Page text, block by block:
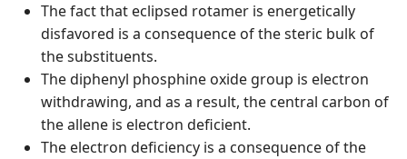
The fact that eclipsed rotamer is energetically
disfavored is a consequence of the steric bulk of
the substituents.
The diphenyl phosphine oxide group is electron
withdrawing, and as a result, the central carbon of
the allene is electron deficient.
The electron deficiency is a consequence of the